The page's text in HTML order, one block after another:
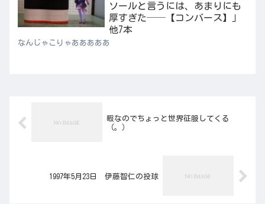
ソールと言うには、あまりにも
厚すぎた──【コンバース】」
他7本
なんじゃこりゃあああああ
暇なのでちょっと世界征服してくる
（。）
1997年5月23日 伊藤智仁の投球